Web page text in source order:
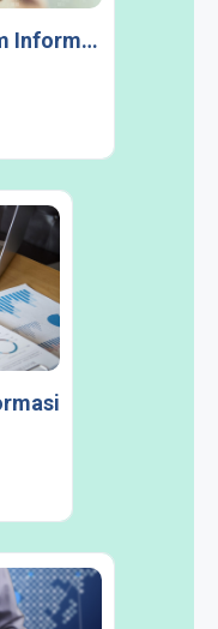
SB-ISI-019 Keamanan Sistem Informasi